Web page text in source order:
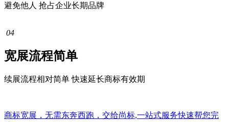
避免他人 抢占企业长期品牌
04
宽展流程简单
续展流程相对简单 快速延长商标有效期
商标宽展，无需东奔西跑，交给尚标,一站式服务快速帮您完